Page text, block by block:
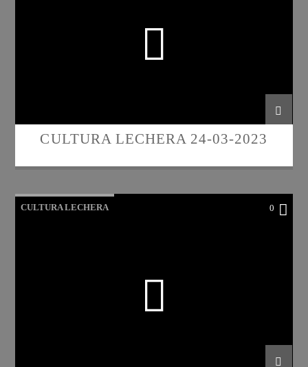
CULTURA LECHERA 24-03-2023
CULTURA LECHERA 0